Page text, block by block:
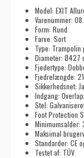
Model: EXIT
Varenummer:
Form: Rund
Farve: Sort
Type: Trampolin
Diameter: Ø427
Fjedertype:
Fjedrelængde:
Sikkerhedsnet:
Indgang:
Stel:
Foot Protection
Minimumsalder:
Maksimal
Standarder: CE
Testet af: TÜV